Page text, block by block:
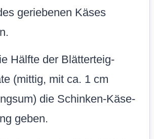
geriebenen Käses
Hälfte der Blätterteig-
(mittig, mit ca. 1 cm
die Schinken-Käse-
geben.